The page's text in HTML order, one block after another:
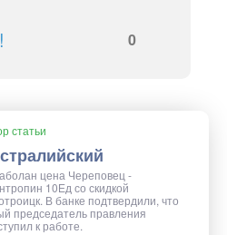
0
статьи
цена Череповец -
10Ед со скидкой
В банке подтвердили, что
председатель правления
к работе.